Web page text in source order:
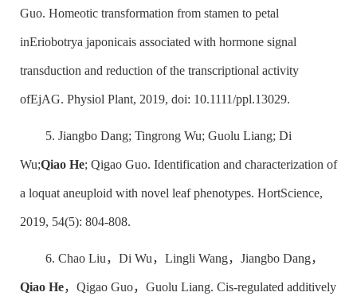
Guo. Homeotic transformation from stamen to petal
inEriobotrya japonicais associated with hormone signal
transduction and reduction of the transcriptional activity
ofEjAG. Physiol Plant, 2019, doi: 10.1111/ppl.13029.
5. Jiangbo Dang; Tingrong Wu; Guolu Liang; Di
Wu;Qiao He; Qigao Guo. Identification and characterization of
a loquat aneuploid with novel leaf phenotypes. HortScience,
2019, 54(5): 804-808.
6. Chao Liu，Di Wu，Lingli Wang，Jiangbo Dang，
Qiao He，Qigao Guo，Guolu Liang. Cis-regulated additively